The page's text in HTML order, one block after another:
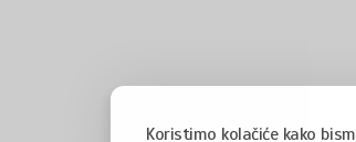
Koristimo kolačiće kako